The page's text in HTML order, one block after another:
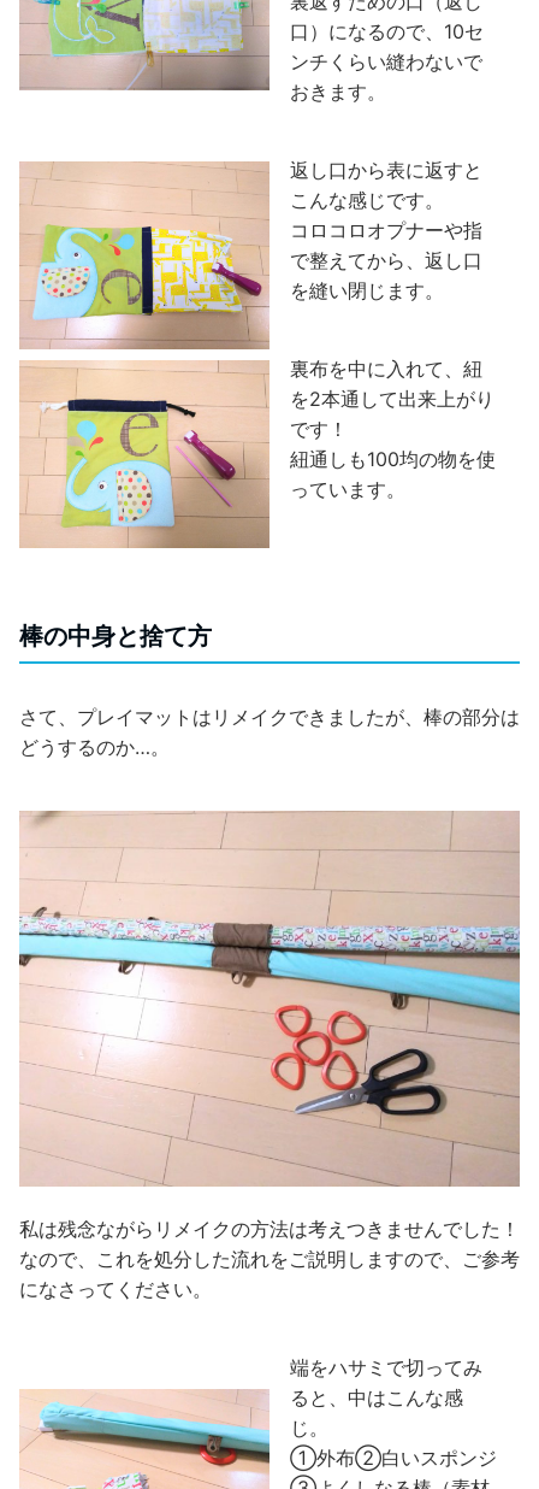
口）になるので、10セ
ンチくらい縫わないで
おきます。
返し口から表に返すと
こんな感じです。
コロコロオプナーや指
で整えてから、返し口
を縫い閉じます。
裏布を中に入れて、紐
を2本通して出来上がり
です！
紐通しも100均の物を使
っています。
棒の中身と捨て方
さて、プレイマットはリメイクできましたが、棒の部分は
どうするのか…。
私は残念ながらリメイクの方法は考えつきませんでした！
なので、これを処分した流れをご説明しますので、ご参考
になさってください。
端をハサミで切ってみ
ると、中はこんな感
じ。
①外布②白いスポンジ